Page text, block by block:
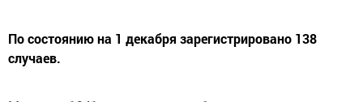
По состоянию на 1 декабря зарегистрировано 138
случаев.